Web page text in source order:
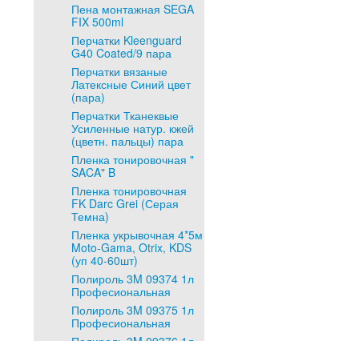
Пена монтажная SEGA
FIX 500ml
Перчатки Kleenguard
G40 Coated/9 пара
Перчатки вязаные
Латексные Синий цвет
(пара)
Перчатки Тканеквые
Усиленные натур. кжей
(цветн. пальцы) пара
Пленка тонировочная "
SACA" B
Пленка тонировочная
FK Darc Grei (Серая
Темна)
Пленка укрывочная 4*5м
Moto-Gama, Otrix, KDS
(уп 40-60шт)
Полироль 3M 09374 1л
Професиональная
Полироль 3M 09375 1л
Професиональная